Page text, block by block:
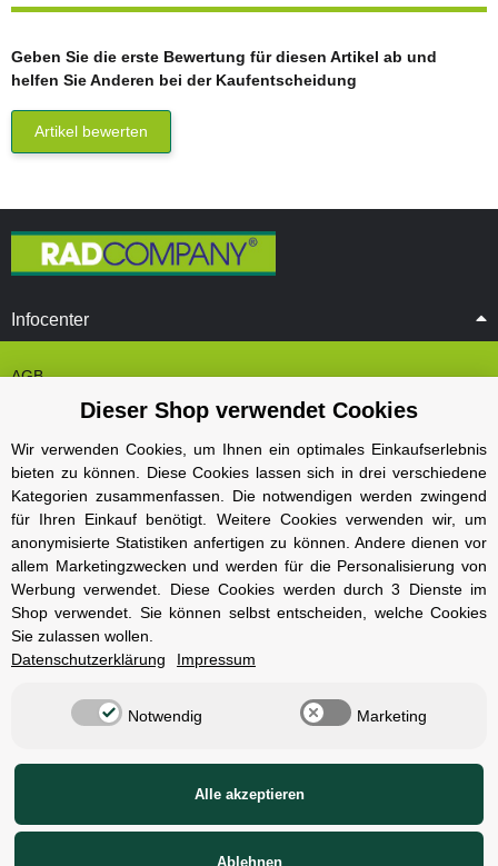
Geben Sie die erste Bewertung für diesen Artikel ab und
helfen Sie Anderen bei der Kaufentscheidung
Artikel bewerten
Infocenter
AGB
Cookie Einstelungen
Datenschutz
Impressum
Kontakt und Öffnungszeiten
Versand und Zahlungsarten
Widerrufsbelehrung
Radcompany
Berlin Schöneberg
Cube Store Berlin Marienfelde
Dieser Shop verwendet Cookies
Wir verwenden Cookies, um Ihnen ein optimales Einkaufserlebnis
bieten zu können. Diese Cookies lassen sich in drei verschiedene
Kategorien zusammenfassen. Die notwendigen werden zwingend
für Ihren Einkauf benötigt. Weitere Cookies verwenden wir, um
anonymisierte Statistiken anfertigen zu können. Andere dienen vor
allem Marketingzwecken und werden für die Personalisierung von
Werbung verwendet. Diese Cookies werden durch 3 Dienste im
Shop verwendet. Sie können selbst entscheiden, welche Cookies
Sie zulassen wollen.
Datenschutzerklärung
Impressum
Notwendig Marketing
Alle akzeptieren
Ablehnen